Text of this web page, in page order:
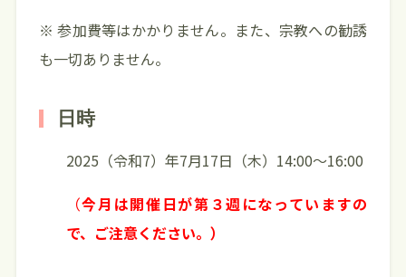
※ 参加費等はかかりません。また、宗教への勧誘
も一切ありません。
日時
2025（令和7）年7月17日（木）14:00～16:00
（今月は開催日が第３週になっていますの
で、ご注意ください。）